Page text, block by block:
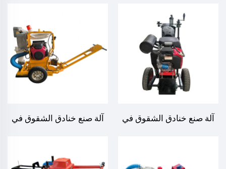
جمع الغبار
بطرق مختلفة، LS-1360
آلة صنع خنادق الشقوق في
آلة صنع خنادق الشقوق في